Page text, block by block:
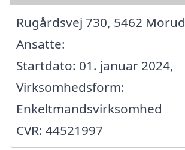
Rugårdsvej 730, 5462 Morud
Ansatte:
Startdato: 01. januar 2024,
Virksomhedsform:
Enkeltmandsvirksomhed
CVR: 44521997